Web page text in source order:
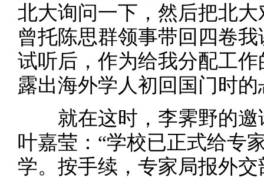
北大询问一下，然后把北
曾托陈思群领事带回四卷
试听后，作为给我分配工
露出海外学人初回国门时的
就在这时，李霁野的
叶嘉莹：“学校已正式给专
学。按手续，专家局报外